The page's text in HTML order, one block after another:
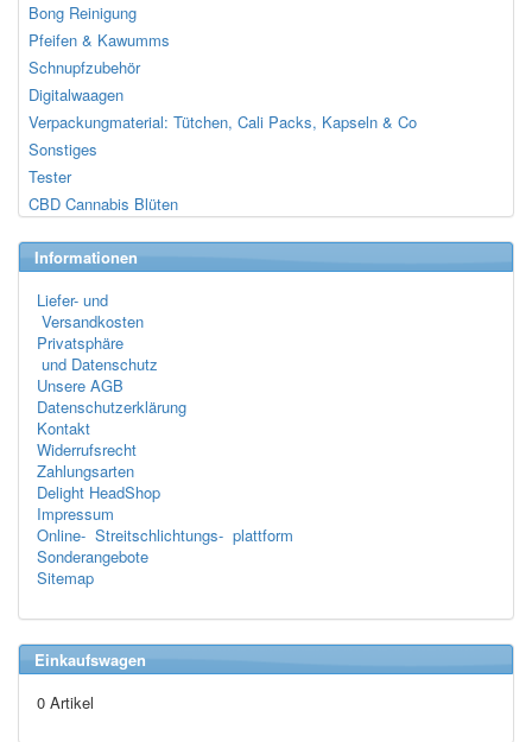
Bong Reinigung
Pfeifen & Kawumms
Schnupfzubehör
Digitalwaagen
Verpackungmaterial: Tütchen, Cali Packs, Kapseln & Co
Sonstiges
Tester
CBD Cannabis Blüten
Informationen
Liefer- und
Versandkosten
Privatsphäre
und Datenschutz
Unsere AGB
Datenschutzerklärung
Kontakt
Widerrufsrecht
Zahlungsarten
Delight HeadShop
Impressum
Online- Streitschlichtungs- plattform
Sonderangebote
Sitemap
Einkaufswagen
0 Artikel